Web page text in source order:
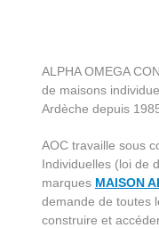
ALPHA OMEGA
de maisons
Ardèche depuis
AOC travaille sous
Individuelles (loi de
marques MAISON
demande de toutes
construire et